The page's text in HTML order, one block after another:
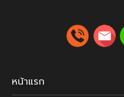
หน้าแรก